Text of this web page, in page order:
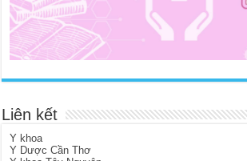
Liên kết
Y khoa
Y Dược Cần Thơ